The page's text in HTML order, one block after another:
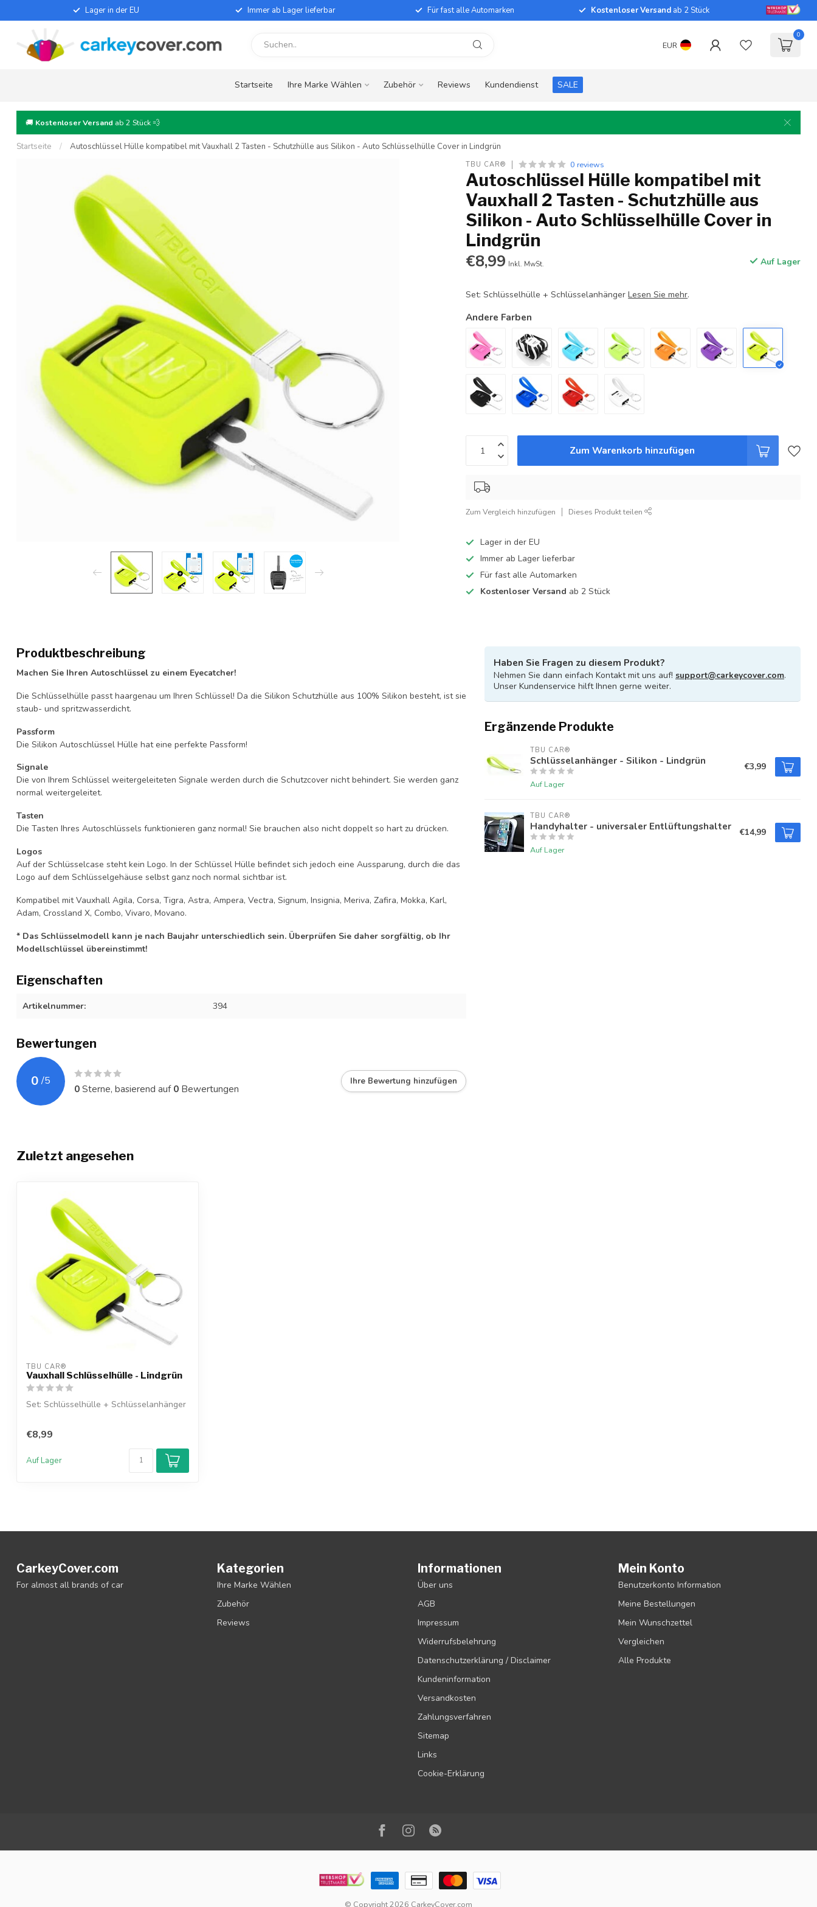
Lager in der EU Immer ab Lager lieferbar Für fast alle Automarken Kostenloser Versand ab 2 Stück
EUR
0
Startseite Ihre Marke Wählen Zubehör Reviews Kundendienst SALE
🚚 Kostenloser Versand ab 2 Stück 💨
Startseite / Autoschlüssel Hülle kompatibel mit Vauxhall 2 Tasten - Schutzhülle aus Silikon - Auto Schlüsselhülle Cover in Lindgrün
TBU CAR® 0 reviews
Autoschlüssel Hülle kompatibel mit
Vauxhall 2 Tasten - Schutzhülle aus
Silikon - Auto Schlüsselhülle Cover in
Lindgrün
€8,99 Inkl. MwSt. Auf Lager
Set: Schlüsselhülle + SchlüsselanhängerLesen Sie mehr.
Andere Farben
Zum Warenkorb hinzufügen
Zum Vergleich hinzufügen Dieses Produkt teilen
Lager in der EU
Immer ab Lager lieferbar
Für fast alle Automarken
Kostenloser Versand ab 2 Stück
Produktbeschreibung
Machen Sie Ihren Autoschlüssel zu einem Eyecatcher!
Die Schlüsselhülle passt haargenau um Ihren Schlüssel! Da die Silikon Schutzhülle aus 100% Silikon besteht, ist sie
staub- und spritzwasserdicht.
Passform
Die Silikon Autoschlüssel Hülle hat eine perfekte Passform!
Signale
Die von Ihrem Schlüssel weitergeleiteten Signale werden durch die Schutzcover nicht behindert. Sie werden ganz
normal weitergeleitet.
Tasten
Die Tasten Ihres Autoschlüssels funktionieren ganz normal! Sie brauchen also nicht doppelt so hart zu drücken.
Logos
Auf der Schlüsselcase steht kein Logo. In der Schlüssel Hülle befindet sich jedoch eine Aussparung, durch die das
Logo auf dem Schlüsselgehäuse selbst ganz noch normal sichtbar ist.
Kompatibel mit Vauxhall Agila, Corsa, Tigra, Astra, Ampera, Vectra, Signum, Insignia, Meriva, Zafira, Mokka, Karl,
Adam, Crossland X, Combo, Vivaro, Movano.
* Das Schlüsselmodell kann je nach Baujahr unterschiedlich sein. Überprüfen Sie daher sorgfältig, ob Ihr
Modellschlüssel übereinstimmt!
Eigenschaften
Artikelnummer: 394
Bewertungen
0 /5
0Sterne, basierend auf0 Bewertungen
Ihre Bewertung hinzufügen
Haben Sie Fragen zu diesem Produkt?
Nehmen Sie dann einfach Kontakt mit uns auf! support@carkeycover.com.
Unser Kundenservice hilft Ihnen gerne weiter.
Ergänzende Produkte
TBU CAR®
Schlüsselanhänger - Silikon - Lindgrün
Auf Lager
€3,99
TBU CAR®
Handyhalter - universaler Entlüftungshalter
Auf Lager
€14,99
Zuletzt angesehen
TBU CAR®
Vauxhall Schlüsselhülle - Lindgrün
Set: Schlüsselhülle + Schlüsselanhänger
€8,99
Auf Lager
CarkeyCover.com
For almost all brands of car
Kategorien
Ihre Marke Wählen
Zubehör
Reviews
Informationen
Über uns
AGB
Impressum
Widerrufsbelehrung
Datenschutzerklärung / Disclaimer
Kundeninformation
Versandkosten
Zahlungsverfahren
Sitemap
Links
Cookie-Erklärung
Mein Konto
Benutzerkonto Information
Meine Bestellungen
Mein Wunschzettel
Vergleichen
Alle Produkte
© Copyright 2026 CarkeyCover.com